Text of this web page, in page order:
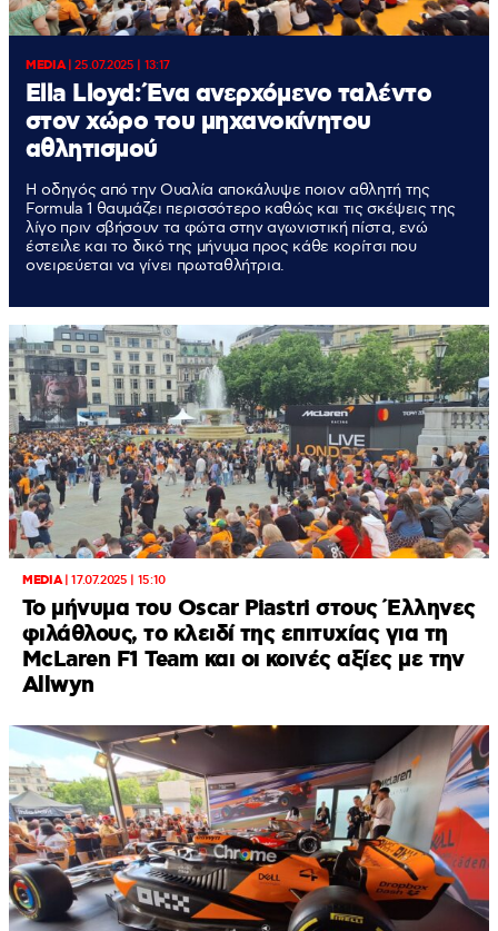
MEDIA|25.07.2025 | 13:17
Ella Lloyd: Ένα ανερχόμενο ταλέντο
στον χώρο του μηχανοκίνητου
αθλητισμού
Η οδηγός από την Ουαλία αποκάλυψε ποιον αθλητή της
Formula 1 θαυμάζει περισσότερο καθώς και τις σκέψεις της
λίγο πριν σβήσουν τα φώτα στην αγωνιστική πίστα, ενώ
έστειλε και το δικό της μήνυμα προς κάθε κορίτσι που
ονειρεύεται να γίνει πρωταθλήτρια.
MEDIA|17.07.2025 | 15:10
Το μήνυμα του Oscar Piastri στους Έλληνες
φιλάθλους, το κλειδί της επιτυχίας για τη
McLaren F1 Team και οι κοινές αξίες με την
Allwyn